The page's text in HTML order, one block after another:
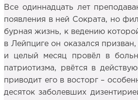
Все одиннадцать лет
появления в ней Сократа, но
бурная жизнь, к ведению
в Лейпциге он оказался
и целый месяц провёл в
патриотизма, рвётся в
приводит его в восторг –
десяток заболевших